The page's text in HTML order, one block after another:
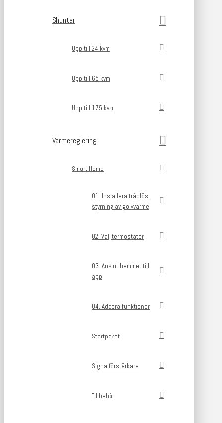
Shuntar
Upp till 24 kvm
Upp till 65 kvm
Upp till 175 kvm
Värmereglering
Smart Home
01. Installera trådlös
styrning av golvvärme
02. Välj termostater
03. Anslut hemmet till
app
04. Addera funktioner
Startpaket
Signalförstärkare
Tillbehör